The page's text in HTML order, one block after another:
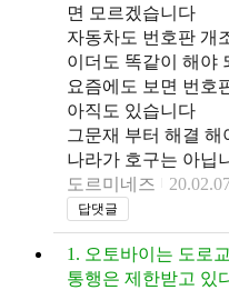
면 모르겠습니다
자동차도 번호판 개
이더도 똑같이 해야
요즘에도 보면 번호
아직도 있습니다
그문재 부터 해결 해
나라가 호구는 아닙
도르미네즈
답댓글
1. 오토바이는 도로
통행은 제한받고 있